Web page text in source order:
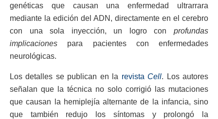
genéticas que causan una enfermedad ultrarrara
mediante la edición del ADN, directamente en el cerebro
con una sola inyección, un logro con profundas
implicaciones para pacientes con enfermedades
neurológicas.
Los detalles se publican en la revista Cell. Los autores
señalan que la técnica no solo corrigió las mutaciones
que causan la hemiplejía alternante de la infancia, sino
que también redujo los síntomas y prolongó la